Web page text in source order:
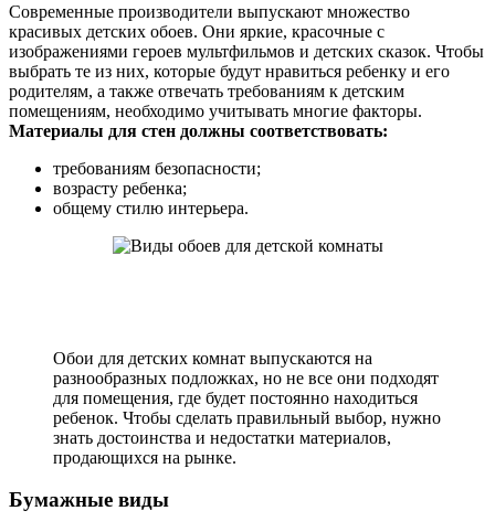
Современные производители выпускают множество
красивых детских обоев. Они яркие, красочные с
изображениями героев мультфильмов и детских сказок. Чтобы
выбрать те из них, которые будут нравиться ребенку и его
родителям, а также отвечать требованиям к детским
помещениям, необходимо учитывать многие факторы.
Материалы для стен должны соответствовать:
требованиям безопасности;
возрасту ребенка;
общему стилю интерьера.
Обои для детских комнат выпускаются на
разнообразных подложках, но не все они подходят
для помещения, где будет постоянно находиться
ребенок. Чтобы сделать правильный выбор, нужно
знать достоинства и недостатки материалов,
продающихся на рынке.
Бумажные виды